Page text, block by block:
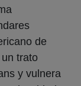
de
trato
y vulnera